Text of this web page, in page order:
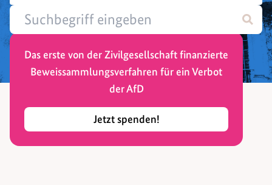
Das erste von der Zivilgesellschaft finanzierte
Beweissammlungsverfahren für ein Verbot
der AfD
Jetzt spenden!